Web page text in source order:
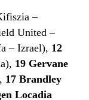
–
United –
– Izrael), 12
19 Gervane
17 Brandley
Locadia